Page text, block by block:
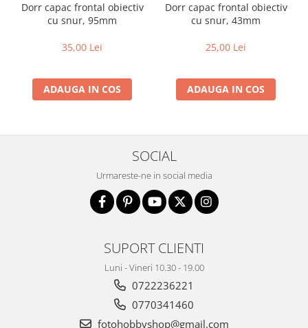
Tablete grafice
Cabluri
Microfoane / Reportofoane
Transmitator de fisiere fara fir
Genti, Rucsacuri, Troller foto
Dorr capac frontal obiectiv
cu snur, 95mm
35,00 Lei
ADAUGA IN COS
Dorr capac frontal obiectiv
cu snur, 43mm
25,00 Lei
ADAUGA IN COS
SOCIAL
Urmareste-ne in social media
SUPORT CLIENTI
Luni - Vineri 10.30 - 19.00
0722236221
0770341460
fotohobbyshop@gmail.com